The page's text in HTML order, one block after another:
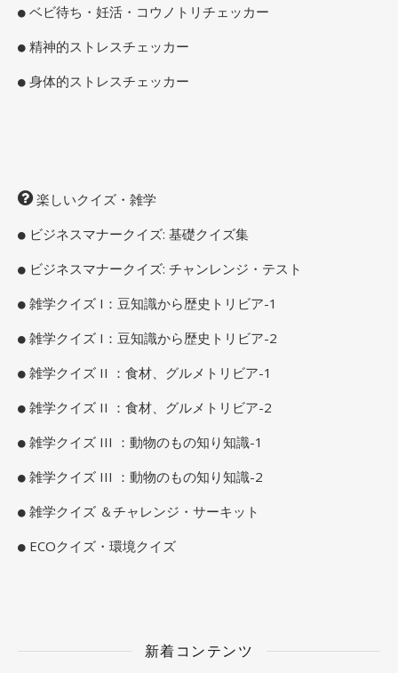
ベビ待ち・妊活・コウノトリチェッカー
精神的ストレスチェッカー
身体的ストレスチェッカー
楽しいクイズ・雑学
ビジネスマナークイズ: 基礎クイズ集
ビジネスマナークイズ: チャンレンジ・テスト
雑学クイズ I：豆知識から歴史トリビア-1
雑学クイズ I：豆知識から歴史トリビア-2
雑学クイズ II ：食材、グルメトリビア-1
雑学クイズ II ：食材、グルメトリビア-2
雑学クイズ III ：動物のもの知り知識-1
雑学クイズ III ：動物のもの知り知識-2
雑学クイズ ＆チャレンジ・サーキット
ECOクイズ・環境クイズ
新着コンテンツ